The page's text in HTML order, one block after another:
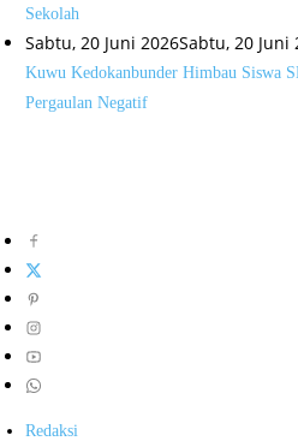
Sekolah
Sabtu, 20 Juni 2026Sabtu, 20 Juni
Kuwu Kedokanbunder Himbau Siswa
Pergaulan Negatif
Redaksi